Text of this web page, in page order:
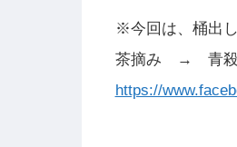
※今回は、桶
茶摘み → 青殺
https://